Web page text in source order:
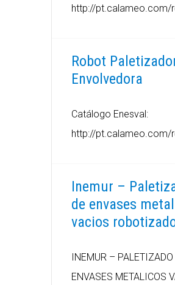
http://pt.calameo.com/
Robot
Envolvedora
Catálogo Enesval:
http://pt.calameo.com/
Inemur –
de envases
vacios
INEMUR – PALETIZADO
ENVASES METALICOS